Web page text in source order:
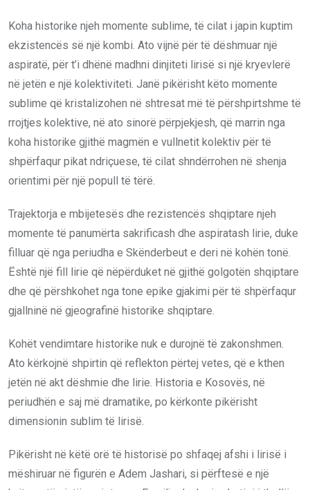
Koha historike njeh momente sublime, të cilat i japin kuptim
ekzistencës së një kombi. Ato vijnë për të dëshmuar një
aspiratë, për t’i dhënë madhni dinjiteti lirisë si një kryevlerë
në jetën e një kolektiviteti. Janë pikërisht këto momente
sublime që kristalizohen në shtresat më të përshpirtshme të
rrojtjes kolektive, në ato sinorë përpjekjesh, që marrin nga
koha historike gjithë magmën e vullnetit kolektiv për të
shpërfaqur pikat ndriçuese, të cilat shndërrohen në shenja
orientimi për një popull të tërë.
Trajektorja e mbijetesës dhe rezistencës shqiptare njeh
momente të panumërta sakrificash dhe aspiratash lirie, duke
filluar që nga periudha e Skënderbeut e deri në kohën tonë.
Është një fill lirie që nëpërduket në gjithë golgotën shqiptare
dhe që përshkohet nga tone epike gjakimi për të shpërfaqur
gjallninë në gjeografinë historike shqiptare.
Kohët vendimtare historike nuk e durojnë të zakonshmen.
Ato kërkojnë shpirtin që reflekton përtej vetes, që e kthen
jetën në akt dëshmie dhe lirie. Historia e Kosovës, në
periudhën e saj më dramatike, po kërkonte pikërisht
dimensionin sublim të lirisë.
Pikërisht në këtë orë të historisë po shfaqej afshi i lirisë i
mëshiruar në figurën e Adem Jashari, si përftesë e një